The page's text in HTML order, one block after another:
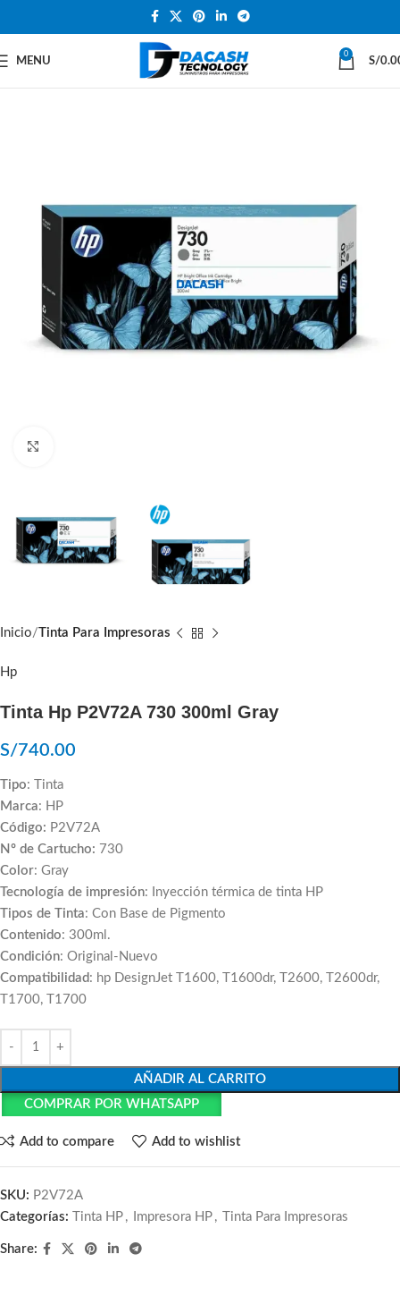
MENU
0
S/
Inicio Tinta Para Impresoras
Hp
Tinta Hp P2V72A 730 300ml Gray
S/740.00
Tipo: Tinta
Marca: HP
Código: P2V72A
Nº de Cartucho: 730
Color: Gray
Tecnología de impresión: Inyección térmica de tinta HP
Tipos de Tinta: Con Base de Pigmento
Contenido: 300ml.
Condición: Original-Nuevo
Compatibilidad : hp DesignJet T1600, T1600dr, T2600, T2600dr,
T1700, T1700
AÑADIR AL CARRITO
COMPRAR POR WHATSAPP
Add to compare Add to wishlist
SKU: P2V72A
Categorías:
Tinta HP , Impresora HP , Tinta Para Impresoras
Share: